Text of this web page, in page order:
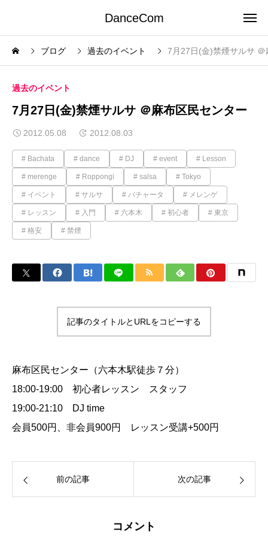
DanceCom
ブログ 過去のイベント 7月27日(金)禁煙サルサ
過去のイベント
7月27日(金)禁煙サルサ ＠麻布区民センター
2012.05.08 2012.08.03
Bachata dance DJ event Lesson
merenge Roppongi salsa Tokyo
イベント サルサ バチャータ メレンゲ
レッスン 入門 六本木 初心者 東京
格安 禁煙
記事のタイトルとURLをコピーする
麻布区民センター（六本木駅徒歩７分）
18:00-19:00 初心者レッスン スタッフ
19:00-21:10 DJ time
会員500円、非会員900円 レッスン受講+500円
前の記事 次の記事
コメント